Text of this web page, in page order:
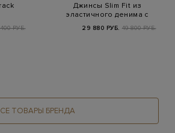
РУБ.
Джинсы Slim Fit из
эластичного денима с
29 880 РУБ. 49 800 РУБ.
ТОВАРЫ БРЕНДА